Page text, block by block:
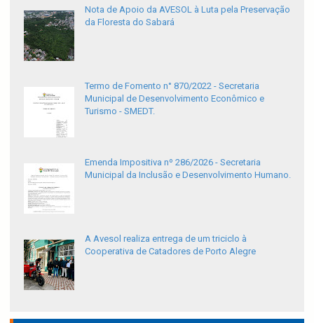
Nota de Apoio da AVESOL à Luta pela Preservação
da Floresta do Sabará
Termo de Fomento n° 870/2022 - Secretaria
Municipal de Desenvolvimento Econômico e
Turismo - SMEDT.
Emenda Impositiva nº 286/2026 - Secretaria
Municipal da Inclusão e Desenvolvimento Humano.
A Avesol realiza entrega de um triciclo à
Cooperativa de Catadores de Porto Alegre